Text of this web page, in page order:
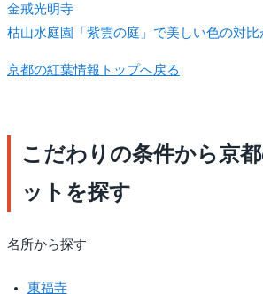
金戒光明寺
枯山水庭園「紫雲の庭」で美しい色の対比
京都の紅葉情報トップへ戻る
こだわりの条件から京
ットを探す
名所から探す
東福寺